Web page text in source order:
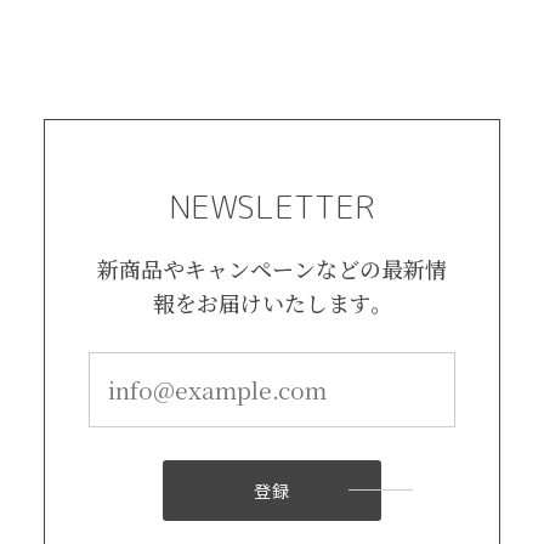
NEWSLETTER
新商品やキャンペーンなどの最新情
報をお届けいたします。
登録